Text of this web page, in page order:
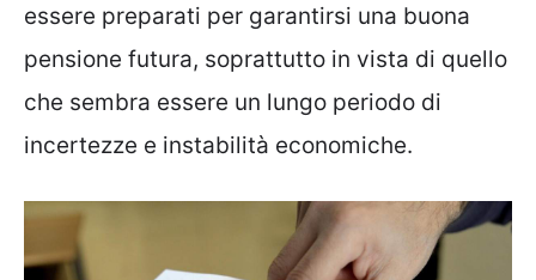
essere preparati per garantirsi una buona
pensione futura, soprattutto in vista di quello
che sembra essere un lungo periodo di
incertezze e instabilità economiche.